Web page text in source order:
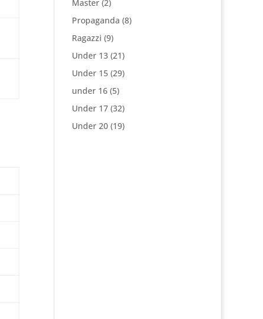
Master(2)
Propaganda (8)
Ragazzi (9)
Under 13(21)
Under 15(29)
under 16(5)
Under 17(32)
Under 20(19)